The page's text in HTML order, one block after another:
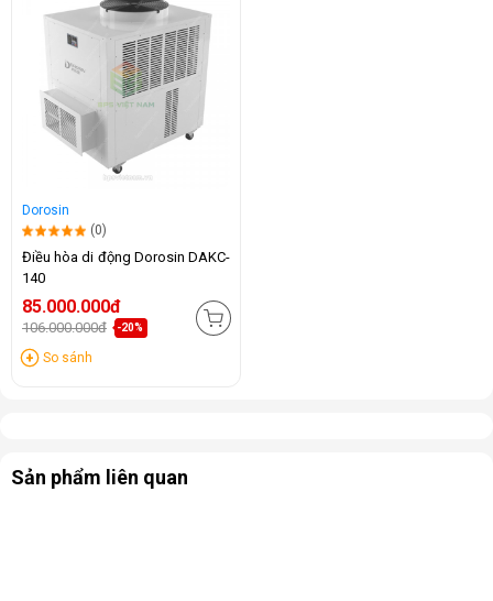
Dorosin
(0)
Điều hòa di động Dorosin DAKC-
140
85.000.000đ
106.000.000đ -20%
So sánh
Sản phẩm liên quan